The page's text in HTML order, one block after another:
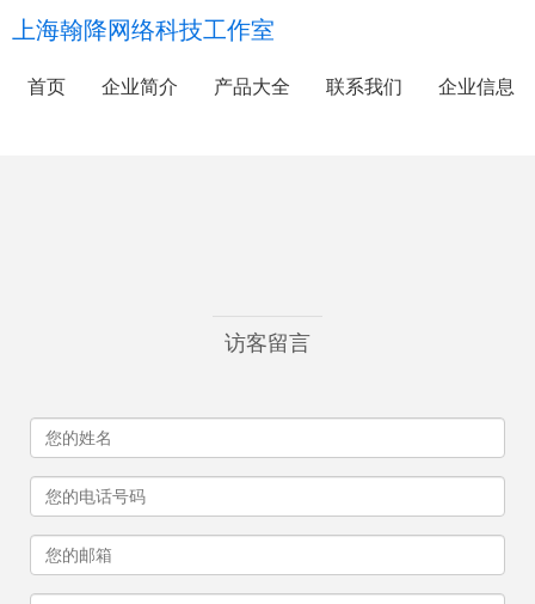
上海翰降网络科技工作室
首页 企业简介 产品大全 联系我们 企业信息
访客留言